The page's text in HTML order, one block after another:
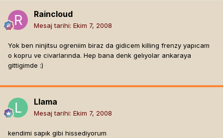
Raincloud
Mesaj tarihi: Ekim 7, 2008
Yok ben ninjitsu ogreniim biraz da gidicem killing frenzy yapıcam
o kopru ve civarlarında. Hep bana denk gelıyolar ankaraya
gittigimde :)
Llama
Mesaj tarihi: Ekim 7, 2008
kendimi sapık gibi hissediyorum